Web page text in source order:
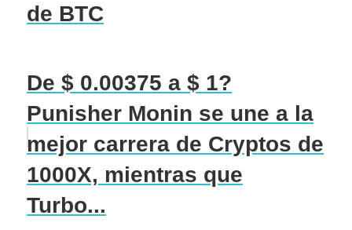
de BTC
De $ 0.00375 a $ 1?
Punisher Monin se une a la
mejor carrera de Cryptos de
1000X, mientras que
Turbo...